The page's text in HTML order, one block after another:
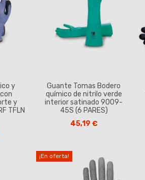
y
y
TFLN
Guante Tomas Bodero
químico de nitrilo verde
interior satinado 9009-
45S (6 PARES)
45,19 €
¡En oferta!